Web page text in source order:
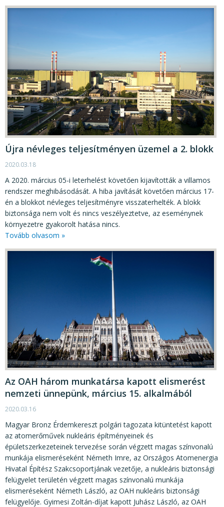
Újra névleges teljesítményen üzemel a 2. blokk
2020.03.18
A 2020. március 05-i leterhelést követően kijavították a villamos
rendszer meghibásodását. A hiba javítását követően március 17-
én a blokkot névleges teljesítményre visszaterhelték. A blokk
biztonsága nem volt és nincs veszélyeztetve, az eseménynek
környezetre gyakorolt hatása nincs.
Tovább olvasom »
Az OAH három munkatársa kapott elismerést
nemzeti ünnepünk, március 15. alkalmából
2020.03.16
Magyar Bronz Érdemkereszt polgári tagozata kitüntetést kapott
az atomerőművek nukleáris építményeinek és
épületszerkezeteinek tervezése során végzett magas színvonalú
munkája elismeréseként Németh Imre, az Országos Atomenergia
Hivatal Építész Szakcsoportjának vezetője, a nukleáris biztonsági
felügyelet területén végzett magas színvonalú munkája
elismeréseként Németh László, az OAH nukleáris biztonsági
felügyelője. Gyimesi Zoltán-díjat kapott Juhász László, az OAH